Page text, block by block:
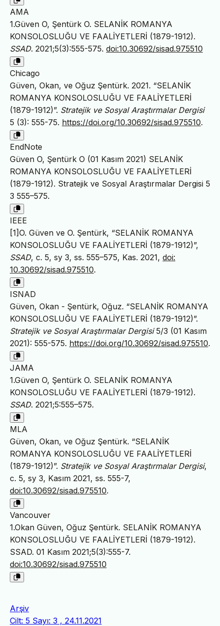
AMA
1.Güven O, Şentürk O. SELANİK ROMANYA
KONSOLOSLUĞU VE FAALİYETLERİ (1879-1912).
SSAD. 2021;5(3):555-575. doi:10.30692/sisad.975510
Chicago
Güven, Okan, ve Oğuz Şentürk. 2021. “SELANİK
ROMANYA KONSOLOSLUĞU VE FAALİYETLERİ
(1879-1912)”. Stratejik ve Sosyal Araştırmalar Dergisi
5 (3): 555-75. https://doi.org/10.30692/sisad.975510.
EndNote
Güven O, Şentürk O (01 Kasım 2021) SELANİK
ROMANYA KONSOLOSLUĞU VE FAALİYETLERİ
(1879-1912). Stratejik ve Sosyal Araştırmalar Dergisi 5
3 555–575.
IEEE
[1]O. Güven ve O. Şentürk, “SELANİK ROMANYA
KONSOLOSLUĞU VE FAALİYETLERİ (1879-1912)”,
SSAD, c. 5, sy 3, ss. 555–575, Kas. 2021, doi:
10.30692/sisad.975510.
ISNAD
Güven, Okan - Şentürk, Oğuz. “SELANİK ROMANYA
KONSOLOSLUĞU VE FAALİYETLERİ (1879-1912)”.
Stratejik ve Sosyal Araştırmalar Dergisi5/3 (01 Kasım
2021): 555-575. https://doi.org/10.30692/sisad.975510.
JAMA
1.Güven O, Şentürk O. SELANİK ROMANYA
KONSOLOSLUĞU VE FAALİYETLERİ (1879-1912).
SSAD. 2021;5:555–575.
MLA
Güven, Okan, ve Oğuz Şentürk. “SELANİK
ROMANYA KONSOLOSLUĞU VE FAALİYETLERİ
(1879-1912)”. Stratejik ve Sosyal Araştırmalar Dergisi,
c. 5, sy 3, Kasım 2021, ss. 555-7,
doi:10.30692/sisad.975510.
Vancouver
1.Okan Güven, Oğuz Şentürk. SELANİK ROMANYA
KONSOLOSLUĞU VE FAALİYETLERİ (1879-1912).
SSAD. 01 Kasım 2021;5(3):555-7.
doi:10.30692/sisad.975510
Arşiv
Cilt: 5 Sayı: 3 , 24.11.2021